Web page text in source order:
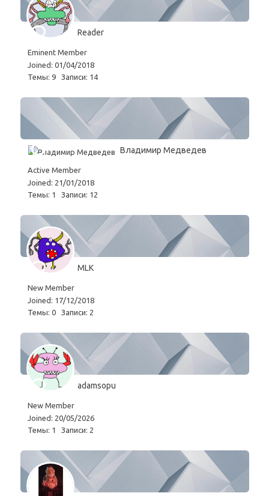
Reader
Eminent Member
Joined: 01/04/2018
Темы: 9
Записи: 14
Владимир Медведев
Active Member
Joined: 21/01/2018
Темы: 1
Записи: 12
MLK
New Member
Joined: 17/12/2018
Темы: 0
Записи: 2
adamsopu
New Member
Joined: 20/05/2026
Темы: 1
Записи: 2